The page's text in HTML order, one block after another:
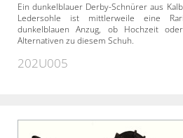
Ein dunkelblauer Derby-Schnürer aus
Ledersohle ist mittlerweile eine
dunkelblauen Anzug, ob Hochzeit
Alternativen zu diesem Schuh.
202U005